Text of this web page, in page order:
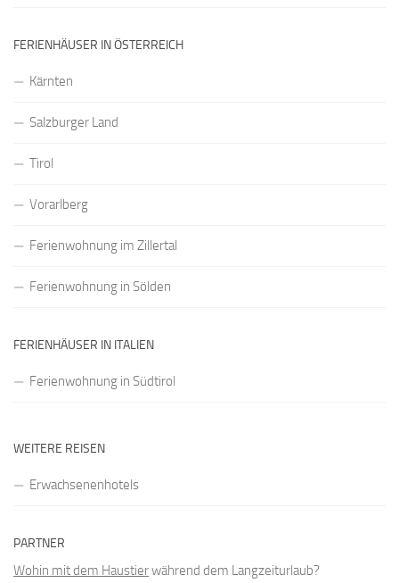
FERIENHÄUSER IN ÖSTERREICH
Kärnten
Salzburger Land
Tirol
Vorarlberg
Ferienwohnung im Zillertal
Ferienwohnung in Sölden
FERIENHÄUSER IN ITALIEN
Ferienwohnung in Südtirol
WEITERE REISEN
Erwachsenenhotels
PARTNER
Wohin mit dem Haustierwährend dem Langzeiturlaub?